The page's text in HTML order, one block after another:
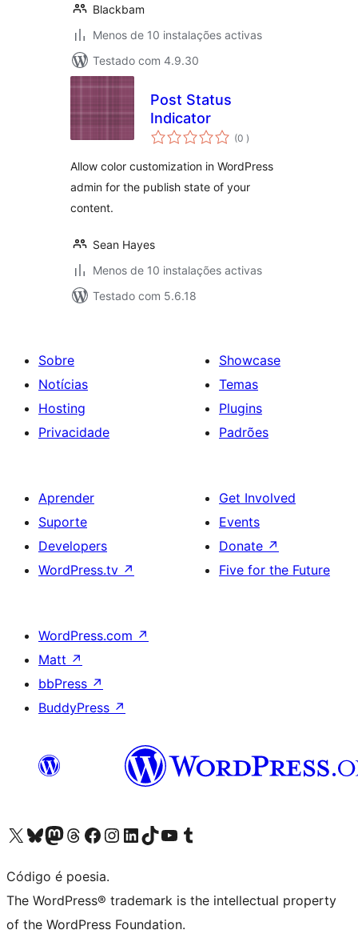
Blackbam
Menos de 10 instalações activas
Testado com 4.9.30
Post Status
Indicator
(0 classificações
)
Allow color customization in WordPress
admin for the publish state of your
content.
Sean Hayes
Menos de 10 instalações activas
Testado com 5.6.18
Sobre
Notícias
Hosting
Privacidade
Showcase
Temas
Plugins
Padrões
Aprender
Suporte
Developers
WordPress.tv ↗
Get Involved
Events
Donate ↗
Five for the Future
WordPress.com ↗
Matt ↗
bbPress ↗
BuddyPress ↗
Visite a nossa conta X (antigo Twitter)
Visit our Bluesky account
Visit our Mastodon account
Visit our Threads account
Visite a nossa página do Facebook
Visite a nossa conta no Instagram
Visite a nossa conta no LinkedIn
Visit our TikTok account
Visit our YouTube channel
Visit our Tumblr account
Código é poesia.
The WordPress® trademark is the intellectual property
of the WordPress Foundation.